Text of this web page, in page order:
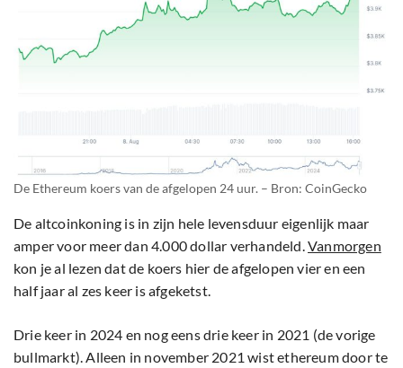
De Ethereum koers van de afgelopen 24 uur. – Bron: CoinGecko
De altcoinkoning is in zijn hele levensduur eigenlijk maar
amper voor meer dan 4.000 dollar verhandeld.Vanmorgen
kon je al lezen dat de koers hier de afgelopen vier en een
half jaar al zes keer is afgeketst.
Drie keer in 2024 en nog eens drie keer in 2021 (de vorige
bullmarkt). Alleen in november 2021 wist ethereum door te